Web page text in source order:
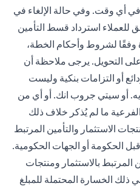
في أي وقت. وفي حالة الإلغاء في
يحق للعملاء استرداد قسط التأمين
وفقًا لشروط وأحكام الخطة،
التحويل. يرجى ملاحظة أن
أو التزامات بنكية وليست
أو سيتي جروب انك. أو أي من
الفرعية ما لم يُذكر خلاف ذلك
الاستثمار والتأمين المرتبط
الحكومة أو الجهات الحكومية.
المرتبط بالاستثمار ومنتجات
ذلك الخسارة المحتملة للمبلغ